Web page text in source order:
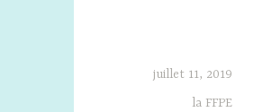
juillet 11, 2019
la FFPE